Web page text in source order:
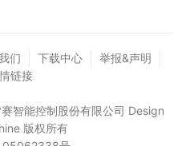
们 下载中心
举报&声明
链接
智能控制股份有限公司 Design
版权所有